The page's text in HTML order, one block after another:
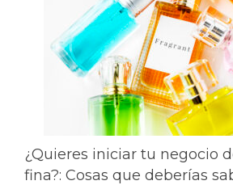
¿Quieres iniciar tu negocio
fina?: Cosas que deberías